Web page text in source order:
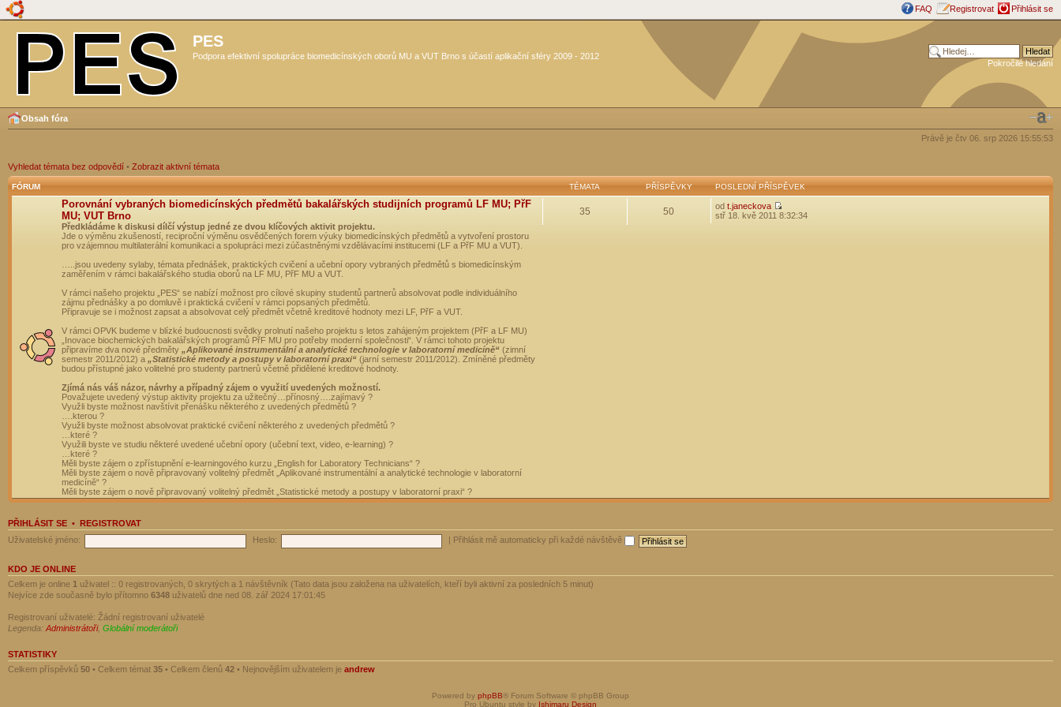
FAQ Registrovat Přihlásit se
PES
Podpora efektivní spolupráce biomedicínských oborů MU a VUT Brno s účastí aplikační sféry 2009 - 2012
Pokročilé hledání
Obsah fóra
Právě je čtv 06. srp 2026 15:55:53
Vyhledat témata bez odpovědí • Zobrazit aktivní témata
FÓRUM TÉMATA PŘÍSPĚVKY POSLEDNÍ PŘÍSPĚVEK
Porovnání vybraných biomedicínských předmětů bakalářských studijních programů LF MU; PřF
MU; VUT Brno
Předkládáme k diskusi dílčí výstup jedné ze dvou klíčových aktivit projektu.
Jde o výměnu zkušeností, reciproční výměnu osvědčených forem výuky biomedicínských předmětů a vytvoření prostoru
pro vzájemnou multilaterální komunikaci a spolupráci mezi zúčastněnými vzdělávacími institucemi (LF a PřF MU a VUT).
…..jsou uvedeny sylaby, témata přednášek, praktických cvičení a učební opory vybraných předmětů s biomedicínským
zaměřením v rámci bakalářského studia oborů na LF MU, PřF MU a VUT.
V rámci našeho projektu „PES“ se nabízí možnost pro cílové skupiny studentů partnerů absolvovat podle individuálního
zájmu přednášky a po domluvě i praktická cvičení v rámci popsaných předmětů.
Připravuje se i možnost zapsat a absolvovat celý předmět včetně kreditové hodnoty mezi LF, PřF a VUT.
V rámci OPVK budeme v blízké budoucnosti svědky prolnutí našeho projektu s letos zahájeným projektem (PřF a LF MU)
„Inovace biochemických bakalářských programů PřF MU pro potřeby moderní společnosti“. V rámci tohoto projektu
připravíme dva nové předměty „Aplikované instrumentální a analytické technologie v laboratorní medicíně“ (zimní
semestr 2011/2012) a „Statistické metody a postupy v laboratorní praxi“ (jarní semestr 2011/2012). Zmíněné předměty
budou přístupné jako volitelné pro studenty partnerů včetně přidělené kreditové hodnoty.
Zjímá nás váš názor, návrhy a případný zájem o využití uvedených možností.
Považujete uvedený výstup aktivity projektu za užitečný…přínosný….zajímavý ?
Využli byste možnost navštívit přenášku některého z uvedených předmětů ?
….kterou ?
Využli byste možnost absolvovat praktické cvičení některého z uvedených předmětů ?
…které ?
Využili byste ve studiu některé uvedené učební opory (učební text, video, e-learning) ?
…které ?
Měli byste zájem o zpřístupnění e-learningového kurzu „English for Laboratory Technicians“ ?
Měli byste zájem o nově připravovaný volitelný předmět „Aplikované instrumentální a analytické technologie v laboratorní
medicíně“ ?
Měli byste zájem o nově připravovaný volitelný předmět „Statistické metody a postupy v laboratorní praxi“ ?
35 50 od t.janeckova
stř 18. kvě 2011 8:32:34
PŘIHLÁSIT SE • REGISTROVAT
Uživatelské jméno:
Heslo: Přihlásit mě automaticky při každé návštěvě
KDO JE ONLINE
Celkem je online 1 uživatel :: 0 registrovaných, 0 skrytých a 1 návštěvník (Tato data jsou založena na uživatelích, kteří byli aktivní za posledních 5 minut)
Nejvíce zde současně bylo přítomno 6348 uživatelů dne ned 08. zář 2024 17:01:45
Registrovaní uživatelé: Žádní registrovaní uživatelé
Legenda: Administrátoři, Globální moderátoři
STATISTIKY
Celkem příspěvků 50 • Celkem témat 35 • Celkem členů 42 • Nejnovějším uživatelem je andrew
Powered by phpBB® Forum Software © phpBB Group
Pro Ubuntu style by Ishimaru Design